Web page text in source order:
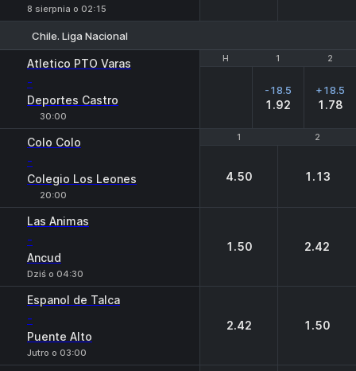
8 sierpnia o 02:15
Chile. Liga Nacional
H 1 2
Atletico PTO Varas
-
Deportes Castro
30:00
H 1 2
-18.5
1.92
+18.5
1.78
1 2
Colo Colo
-
Colegio Los Leones
20:00
1 2
4.50 1.13
Las Animas
-
Ancud
Dziś o 04:30
1.50 2.42
Espanol de Talca
-
Puente Alto
Jutro o 03:00
2.42 1.50